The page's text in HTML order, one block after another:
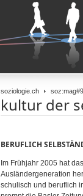
soziologie.ch soz:mag#9
kultur der
BERUFLICH
Im Frühjahr 2005 hat
Ausländergeneration
schulisch und beruflich